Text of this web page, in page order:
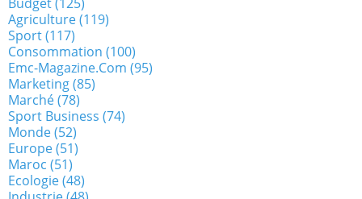
Agriculture(119)
Sport(117)
Consommation (100)
Emc-Magazine.com (95)
Marketing(85)
Marché(78)
Sport Business (74)
Monde(52)
Europe(51)
Maroc (51)
Ecologie(48)